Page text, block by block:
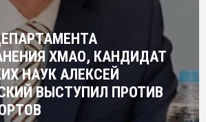
ХМАО, КАНДИДАТ
НАУК АЛЕКСЕЙ
ВЫСТУПИЛ ПРОТИВ